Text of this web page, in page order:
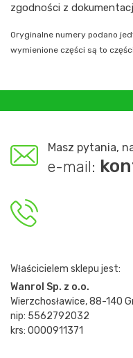
zgodności z
Oryginalne numery podano
wymienione części są to
Masz pytania,
e-mail:
Właścicielem sklepu jest:
Wanrol Sp. z o.o.
Wierzchosławice, 88-140
nip: 5562792032
krs: 0000911371